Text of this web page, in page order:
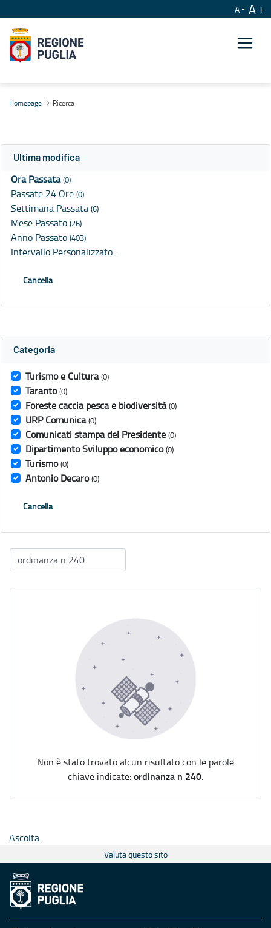
A A
Homepage Ricerca
Ultima modifica
Ora Passata(0)
Passate 24 Ore (0)
Settimana Passata (6)
Mese Passato (26)
Anno Passato (403)
Intervallo Personalizzato…
Cancella
Categoria
Turismo e Cultura (0)
Taranto (0)
Foreste caccia pesca e biodiversità (0)
URP Comunica (0)
Comunicati stampa del Presidente (0)
Dipartimento Sviluppo economico (0)
Turismo (0)
Antonio Decaro (0)
Cancella
Non è stato trovato alcun risultato con le parole
chiave indicate:ordinanza n 240.
Ascolta
Valuta questo sito